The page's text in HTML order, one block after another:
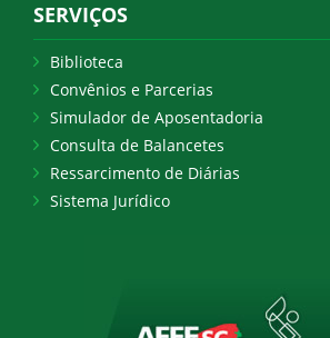
SERVIÇOS
Biblioteca
Convênios e Parcerias
Simulador de Aposentadoria
Consulta de Balancetes
Ressarcimento de Diárias
Sistema Jurídico